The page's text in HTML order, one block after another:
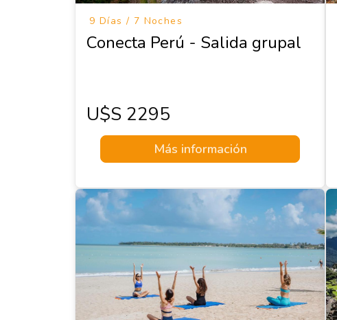
9 Días / 7 Noches
Conecta Perú - Salida grupal
U$s 2295
Más información